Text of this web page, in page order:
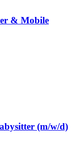
& Mobile
(m/w/d)